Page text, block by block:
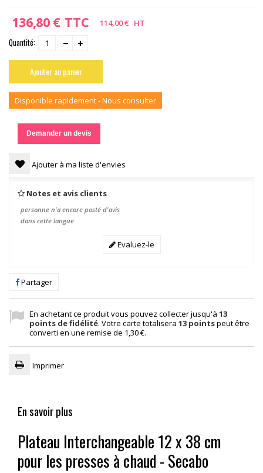
136,80 € TTC 114,00 € HT
Quantité:
Ajouter au panier
Disponible rapidement - Nous consulter
Demander un devis
Ajouter à ma liste d'envies
Notes et avis clients
personne n'a encore posté d'avis
dans cette langue
Evaluez-le
Partager
En achetant ce produit vous pouvez collecter jusqu'à 13
points de fidélité. Votre carte totalisera 13 pointspeut être
converti en une remise de 1,30 €.
Imprimer
En savoir plus
Plateau Interchangeable 12 x 38 cm
pour les presses à chaud - Secabo